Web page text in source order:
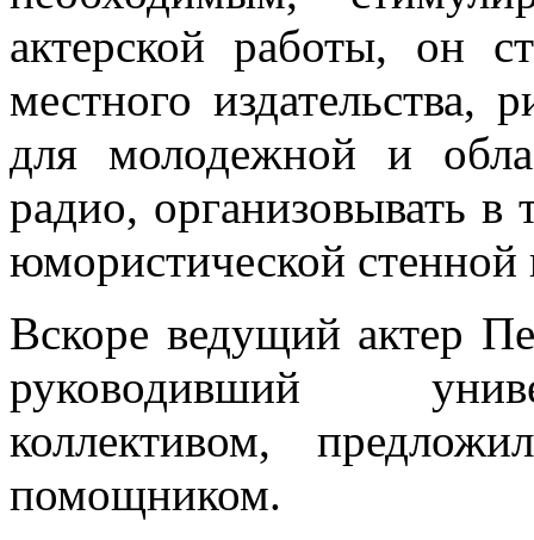
актерской работы, он
местного издательства,
для молодежной и
радио, организовывать в
юмористической стенной
Вскоре ведущий актер
руководивший
коллективом,
помощником.